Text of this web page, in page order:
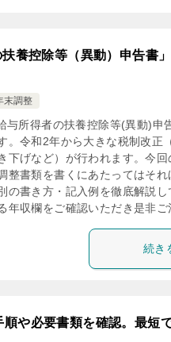
扶養控除等（異動）申告書
末調整
与所得者の扶養控除等(異動)申
。令和2年から大きな税制改正
下げなど）が行われます。今
整書類を書くにあたってはそ
の書き方・記入例を徹底解説
年収欄をご確認いただき是非ご
続き
や必要書類を確認。最短